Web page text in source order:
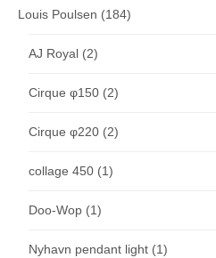
Louis Poulsen (184)
AJ Royal (2)
Cirque φ150 (2)
Cirque φ220 (2)
collage 450 (1)
Doo-Wop (1)
Nyhavn pendant light (1)